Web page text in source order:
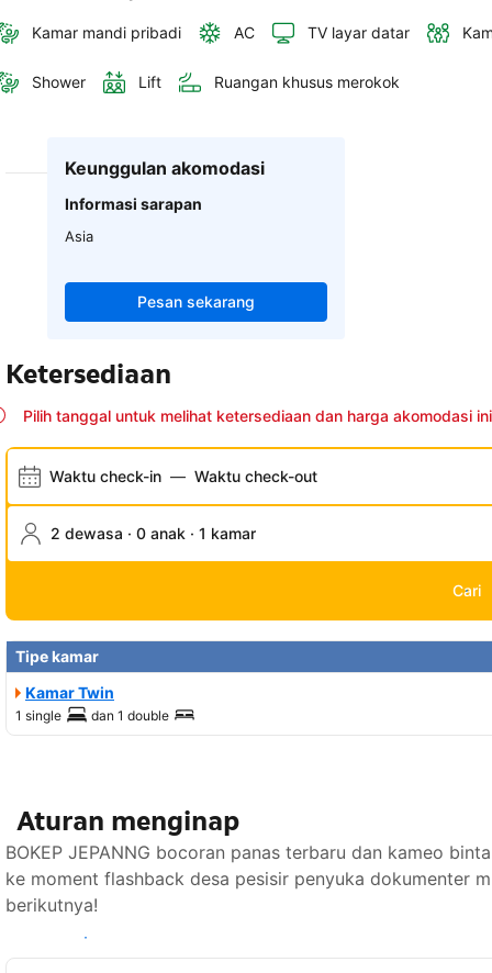
Kamar mandi pribadi AC TV layar datar
Shower Lift Ruangan khusus merokok
Keunggulan akomodasi
Informasi sarapan
Asia
Pesan sekarang
Ketersediaan
Pilih tanggal untuk melihat ketersediaan dan harga akomodasi ini
Waktu check-in — Waktu check-out
2 dewasa · 0 anak · 1 kamar
Cari
Tipe kamar
Kamar Twin
1 single dan 1 double
Aturan menginap
BOKEP JEPANNG bocoran panas terbaru dan kameo
ke moment flashback desa pesisir penyuka dokumenter
berikutnya!
Lihat ketersediaan